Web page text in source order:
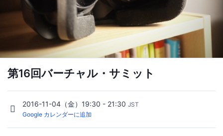
第16回バーチャル・サミット
2016-11-04（金）19:30 - 21:30 JST
Google カレンダーに追加